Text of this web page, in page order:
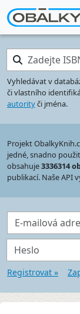
Zadejte ISBN…
Vyhledávat v
či vlastního
autorityči jména.
Projekt
jedné, snadno
obsahuje3336314
publikací. Naše API
E-mailová
Heslo
Registrovat »